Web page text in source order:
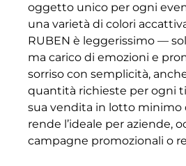
oggetto unico per ogni
una varietà di colori
RUBEN è leggerissimo —
ma carico di emozioni e
sorriso con semplicità,
quantità richieste per ogni
sua vendita in lotto minimo
rende l’ideale per aziende,
campagne promozionali o